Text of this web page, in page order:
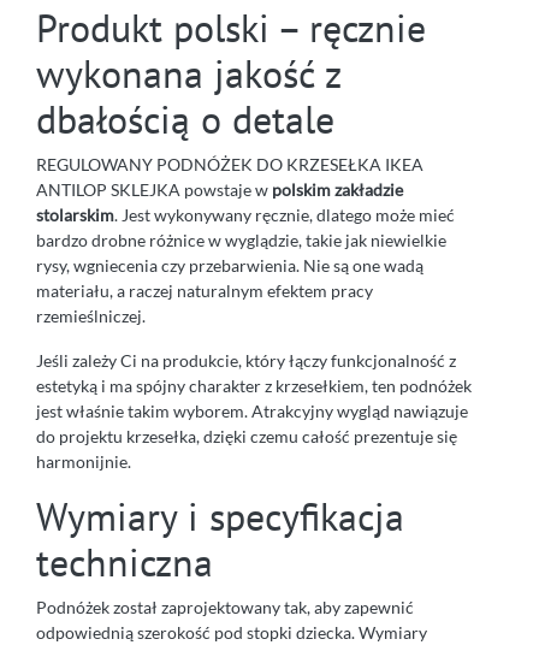
Produkt polski – ręcznie
wykonana jakość z
dbałością o detale
REGULOWANY PODNÓŻEK DO KRZESEŁKA IKEA
ANTILOP SKLEJKA powstaje w polskim zakładzie
stolarskim. Jest wykonywany ręcznie, dlatego może mieć
bardzo drobne różnice w wyglądzie, takie jak niewielkie
rysy, wgniecenia czy przebarwienia. Nie są one wadą
materiału, a raczej naturalnym efektem pracy
rzemieślniczej.
Jeśli zależy Ci na produkcie, który łączy funkcjonalność z
estetyką i ma spójny charakter z krzesełkiem, ten podnóżek
jest właśnie takim wyborem. Atrakcyjny wygląd nawiązuje
do projektu krzesełka, dzięki czemu całość prezentuje się
harmonijnie.
Wymiary i specyfikacja
techniczna
Podnóżek został zaprojektowany tak, aby zapewnić
odpowiednią szerokość pod stopki dziecka. Wymiary